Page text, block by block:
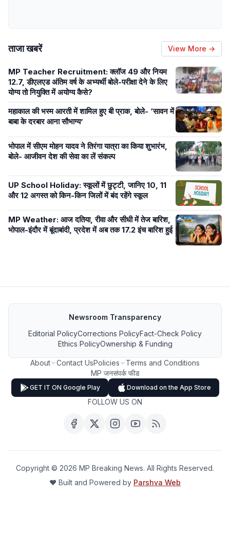
ताजा खबरें View More →
MP Teacher Recruitment: क्लॉज 49 और नियम
12.7, डीएलएड अंतिम वर्ष के अभ्यर्थी बोले-परीक्षा देने के लिए
योग्य तो नियुक्ति में अयोग्य कैसे?
महाकाल की भस्म आरती में शामिल हुए बी प्राक, बोले- ‘सावन में
बाबा के दरबार आना सौभाग्य’
भोपाल में सीएम मोहन यादव ने तिरंगा यात्रा का किया शुभारंभ,
बोले- आजीवन देश की सेवा का लें संकल्प
UP School Holiday: स्कूलों में छुट्टी, जानिए 10, 11
और 12 अगस्त को किन-किन जिलों में बंद रहेंगे स्कूल
MP Weather: आज दतिया, रीवा और सीधी में तेज बारिश,
भोपाल-इंदौर में बूंदाबांदी, प्रदेश में अब तक 17.2 इंच बारिश हुई
Newsroom Transparency
Editorial PolicyCorrections PolicyFact-Check Policy
Ethics PolicyOwnership & Funding
About Contact UsPolicies
Terms and Conditions
MP जनसंपर्क फीड
GET IT ON Google Play Download on the App Store
FOLLOW US ON
Copyright © 2026 MP Breaking News. All Rights Reserved.
❤️ Built and Powered by Parshva Web